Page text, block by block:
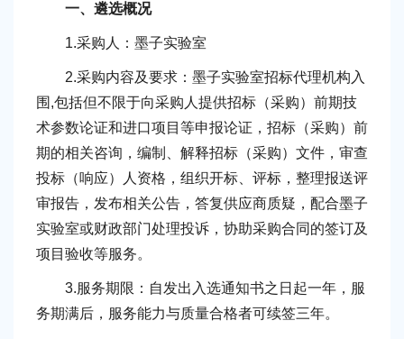
一、遴选概况
1.采购人：墨子实验室
2.采购内容及要求：墨子实验室招标代理机构入
围,包括但不限于向采购人提供招标（采购）前期技
术参数论证和进口项目等申报论证，招标（采购）前
期的相关咨询，编制、解释招标（采购）文件，审查
投标（响应）人资格，组织开标、评标，整理报送评
审报告，发布相关公告，答复供应商质疑，配合墨子
实验室或财政部门处理投诉，协助采购合同的签订及
项目验收等服务。
3.服务期限：自发出入选通知书之日起一年，服
务期满后，服务能力与质量合格者可续签三年。